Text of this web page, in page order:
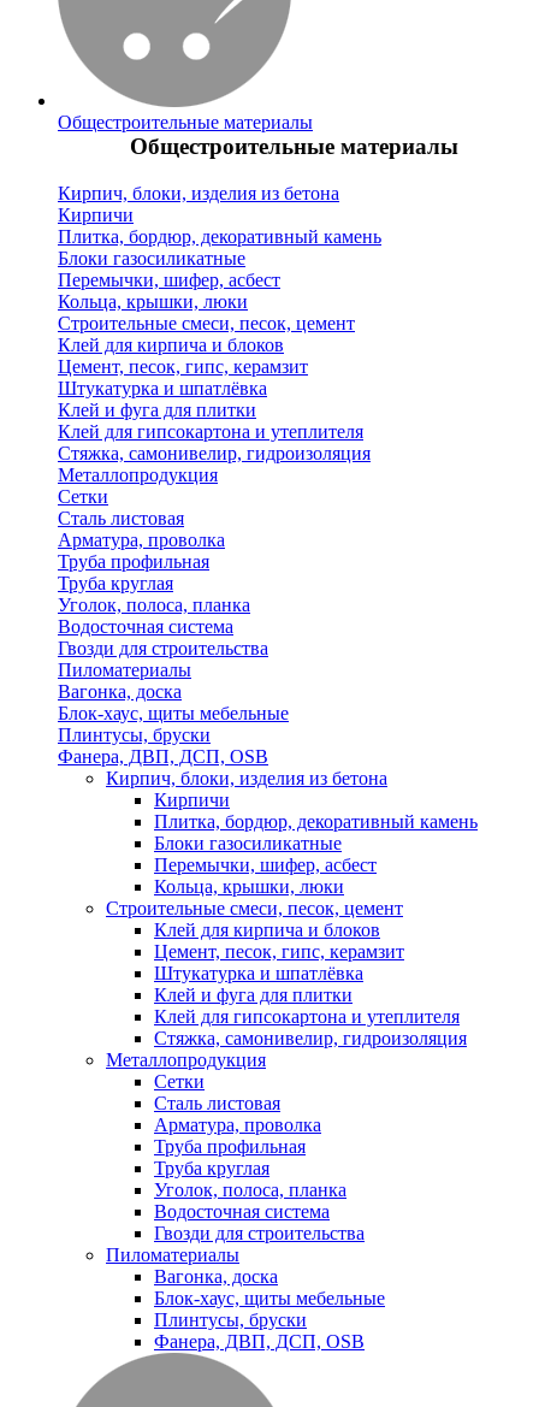
Общестроительные материалы
Общестроительные материалы
Кирпич, блоки, изделия из бетона
Кирпичи
Плитка, бордюр, декоративный камень
Блоки газосиликатные
Перемычки, шифер, асбест
Кольца, крышки, люки
Строительные смеси, песок, цемент
Клей для кирпича и блоков
Цемент, песок, гипс, керамзит
Штукатурка и шпатлёвка
Клей и фуга для плитки
Клей для гипсокартона и утеплителя
Стяжка, самонивелир, гидроизоляция
Металлопродукция
Сетки
Сталь листовая
Арматура, проволка
Труба профильная
Труба круглая
Уголок, полоса, планка
Водосточная система
Гвозди для строительства
Пиломатериалы
Вагонка, доска
Блок-хаус, щиты мебельные
Плинтусы, бруски
Фанера, ДВП, ДСП, OSB
Кирпич, блоки, изделия из бетона
Кирпичи
Плитка, бордюр, декоративный камень
Блоки газосиликатные
Перемычки, шифер, асбест
Кольца, крышки, люки
Строительные смеси, песок, цемент
Клей для кирпича и блоков
Цемент, песок, гипс, керамзит
Штукатурка и шпатлёвка
Клей и фуга для плитки
Клей для гипсокартона и утеплителя
Стяжка, самонивелир, гидроизоляция
Металлопродукция
Сетки
Сталь листовая
Арматура, проволка
Труба профильная
Труба круглая
Уголок, полоса, планка
Водосточная система
Гвозди для строительства
Пиломатериалы
Вагонка, доска
Блок-хаус, щиты мебельные
Плинтусы, бруски
Фанера, ДВП, ДСП, OSB